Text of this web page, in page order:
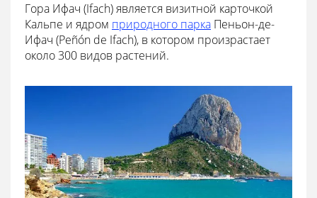
Гора Ифач (Ifach) является визитной карточкой
Кальпе и ядром природного парка Пеньон-де-
Ифач (Peñón de Ifach), в котором произрастает
около 300 видов растений.